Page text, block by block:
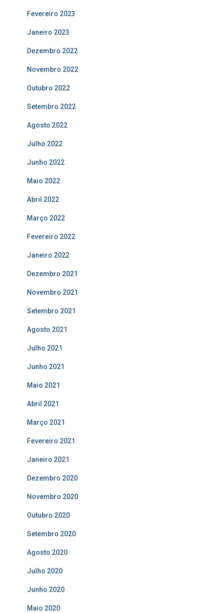
Fevereiro 2023
Janeiro 2023
Dezembro 2022
Novembro 2022
Outubro 2022
Setembro 2022
Agosto 2022
Julho 2022
Junho 2022
Maio 2022
Abril 2022
Março 2022
Fevereiro 2022
Janeiro 2022
Dezembro 2021
Novembro 2021
Setembro 2021
Agosto 2021
Julho 2021
Junho 2021
Maio 2021
Abril 2021
Março 2021
Fevereiro 2021
Janeiro 2021
Dezembro 2020
Novembro 2020
Outubro 2020
Setembro 2020
Agosto 2020
Julho 2020
Junho 2020
Maio 2020